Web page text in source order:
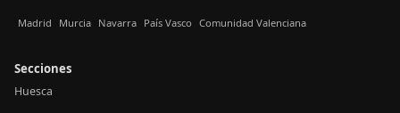
Madrid Murcia Navarra País Vasco Comunidad Valenciana
Secciones
Huesca